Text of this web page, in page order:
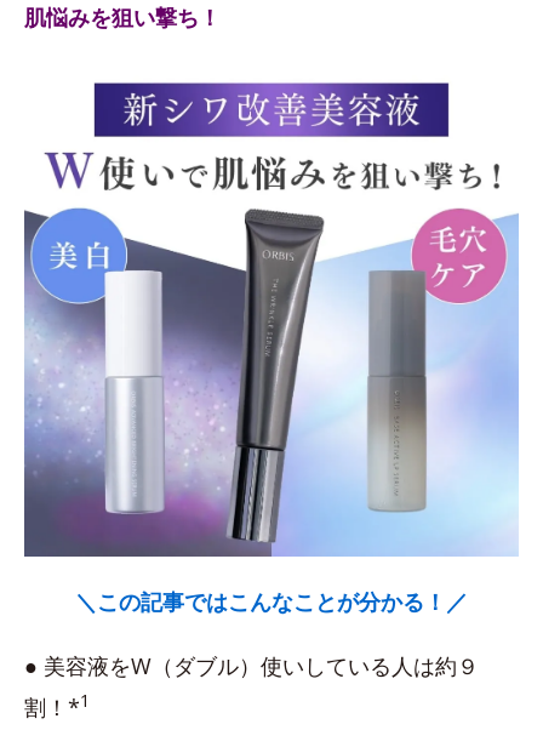
肌悩みを狙い撃ち！
＼この記事ではこんなことが分かる！／
● 美容液をW（ダブル）使いしている人は約９
割！*1